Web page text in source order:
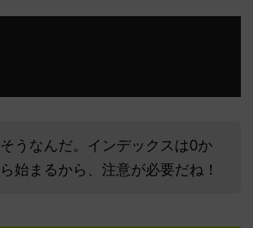
そうなんだ。インデックスは0か
ら始まるから、注意が必要だね！